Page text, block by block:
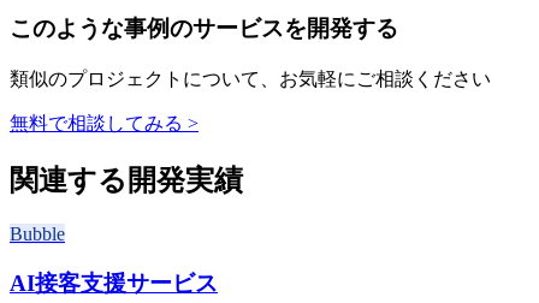
このような事例のサービスを開発する
類似のプロジェクトについて、お気軽にご相談ください
無料で相談してみる >
関連する開発実績
Bubble
AI接客支援サービス